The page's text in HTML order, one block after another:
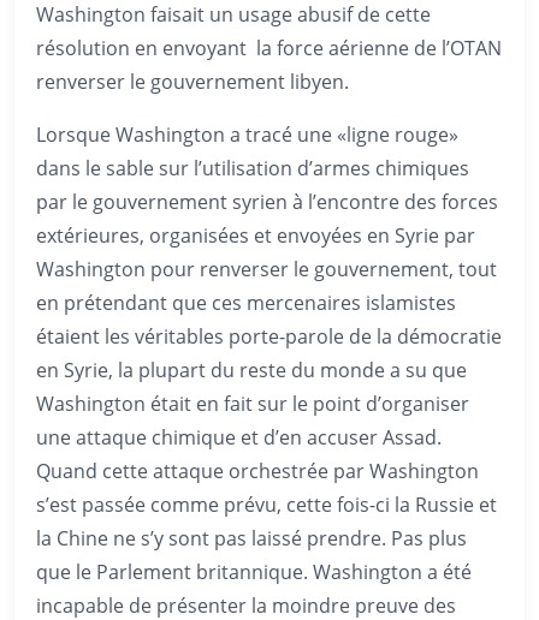
Washington faisait un usage abusif de cette
résolution en envoyant la force aérienne de l’OTAN
renverser le gouvernement libyen.
Lorsque Washington a tracé une «ligne rouge»
dans le sable sur l’utilisation d’armes chimiques
par le gouvernement syrien à l’encontre des forces
extérieures, organisées et envoyées en Syrie par
Washington pour renverser le gouvernement, tout
en prétendant que ces mercenaires islamistes
étaient les véritables porte-parole de la démocratie
en Syrie, la plupart du reste du monde a su que
Washington était en fait sur le point d’organiser
une attaque chimique et d’en accuser Assad.
Quand cette attaque orchestrée par Washington
s’est passée comme prévu, cette fois-ci la Russie et
la Chine ne s’y sont pas laissé prendre. Pas plus
que le Parlement britannique. Washington a été
incapable de présenter la moindre preuve des